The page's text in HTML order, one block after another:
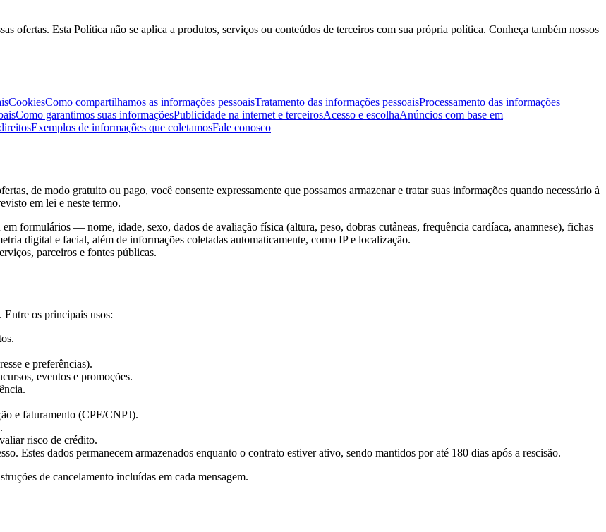
ofertas. Esta Política não se aplica a produtos, serviços ou conteúdos de terceiros com sua própria política. Conheça também nossos
CookiesComo compartilhamos as informações pessoaisTratamento das informações pessoaisProcessamento das informações
Como garantimos suas informaçõesPublicidade na internet e terceirosAcesso e escolhaAnúncios com base em
Exemplos de informações que coletamosFale conosco
de modo gratuito ou pago, você consente expressamente que possamos armazenar e tratar suas informações quando necessário à
em lei e neste termo.
formulários — nome, idade, sexo, dados de avaliação física (altura, peso, dobras cutâneas, frequência cardíaca, anamnese), fichas
digital e facial, além de informações coletadas automaticamente, como IP e localização.
parceiros e fontes públicas.
Entre os principais usos:
e preferências).
eventos e promoções.
e faturamento (CPF/CNPJ).
risco de crédito.
Estes dados permanecem armazenados enquanto o contrato estiver ativo, sendo mantidos por até 180 dias após a rescisão.
de cancelamento incluídas em cada mensagem.